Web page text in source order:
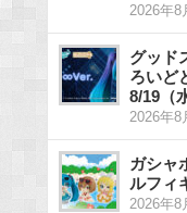
2026年8
グッド
ろいど
8/19（
2026年8
ガシャ
ルフィ
2026年8